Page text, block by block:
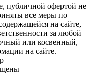
публичной офертой не
все меры по
на сайте,
за любой
или косвенный,
на сайте.